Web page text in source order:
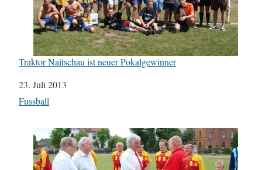
Traktor Naitschau ist neuer Pokalgewinner
Datum
23. Juli 2013
In Bezug auf
Fussball